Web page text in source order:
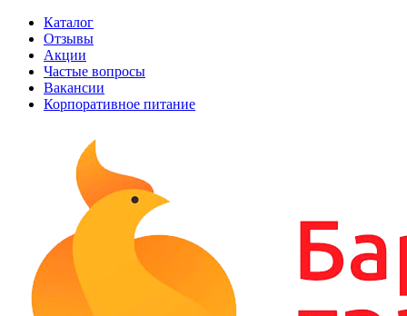
Каталог
Отзывы
Акции
Частые вопросы
Вакансии
Корпоративное питание